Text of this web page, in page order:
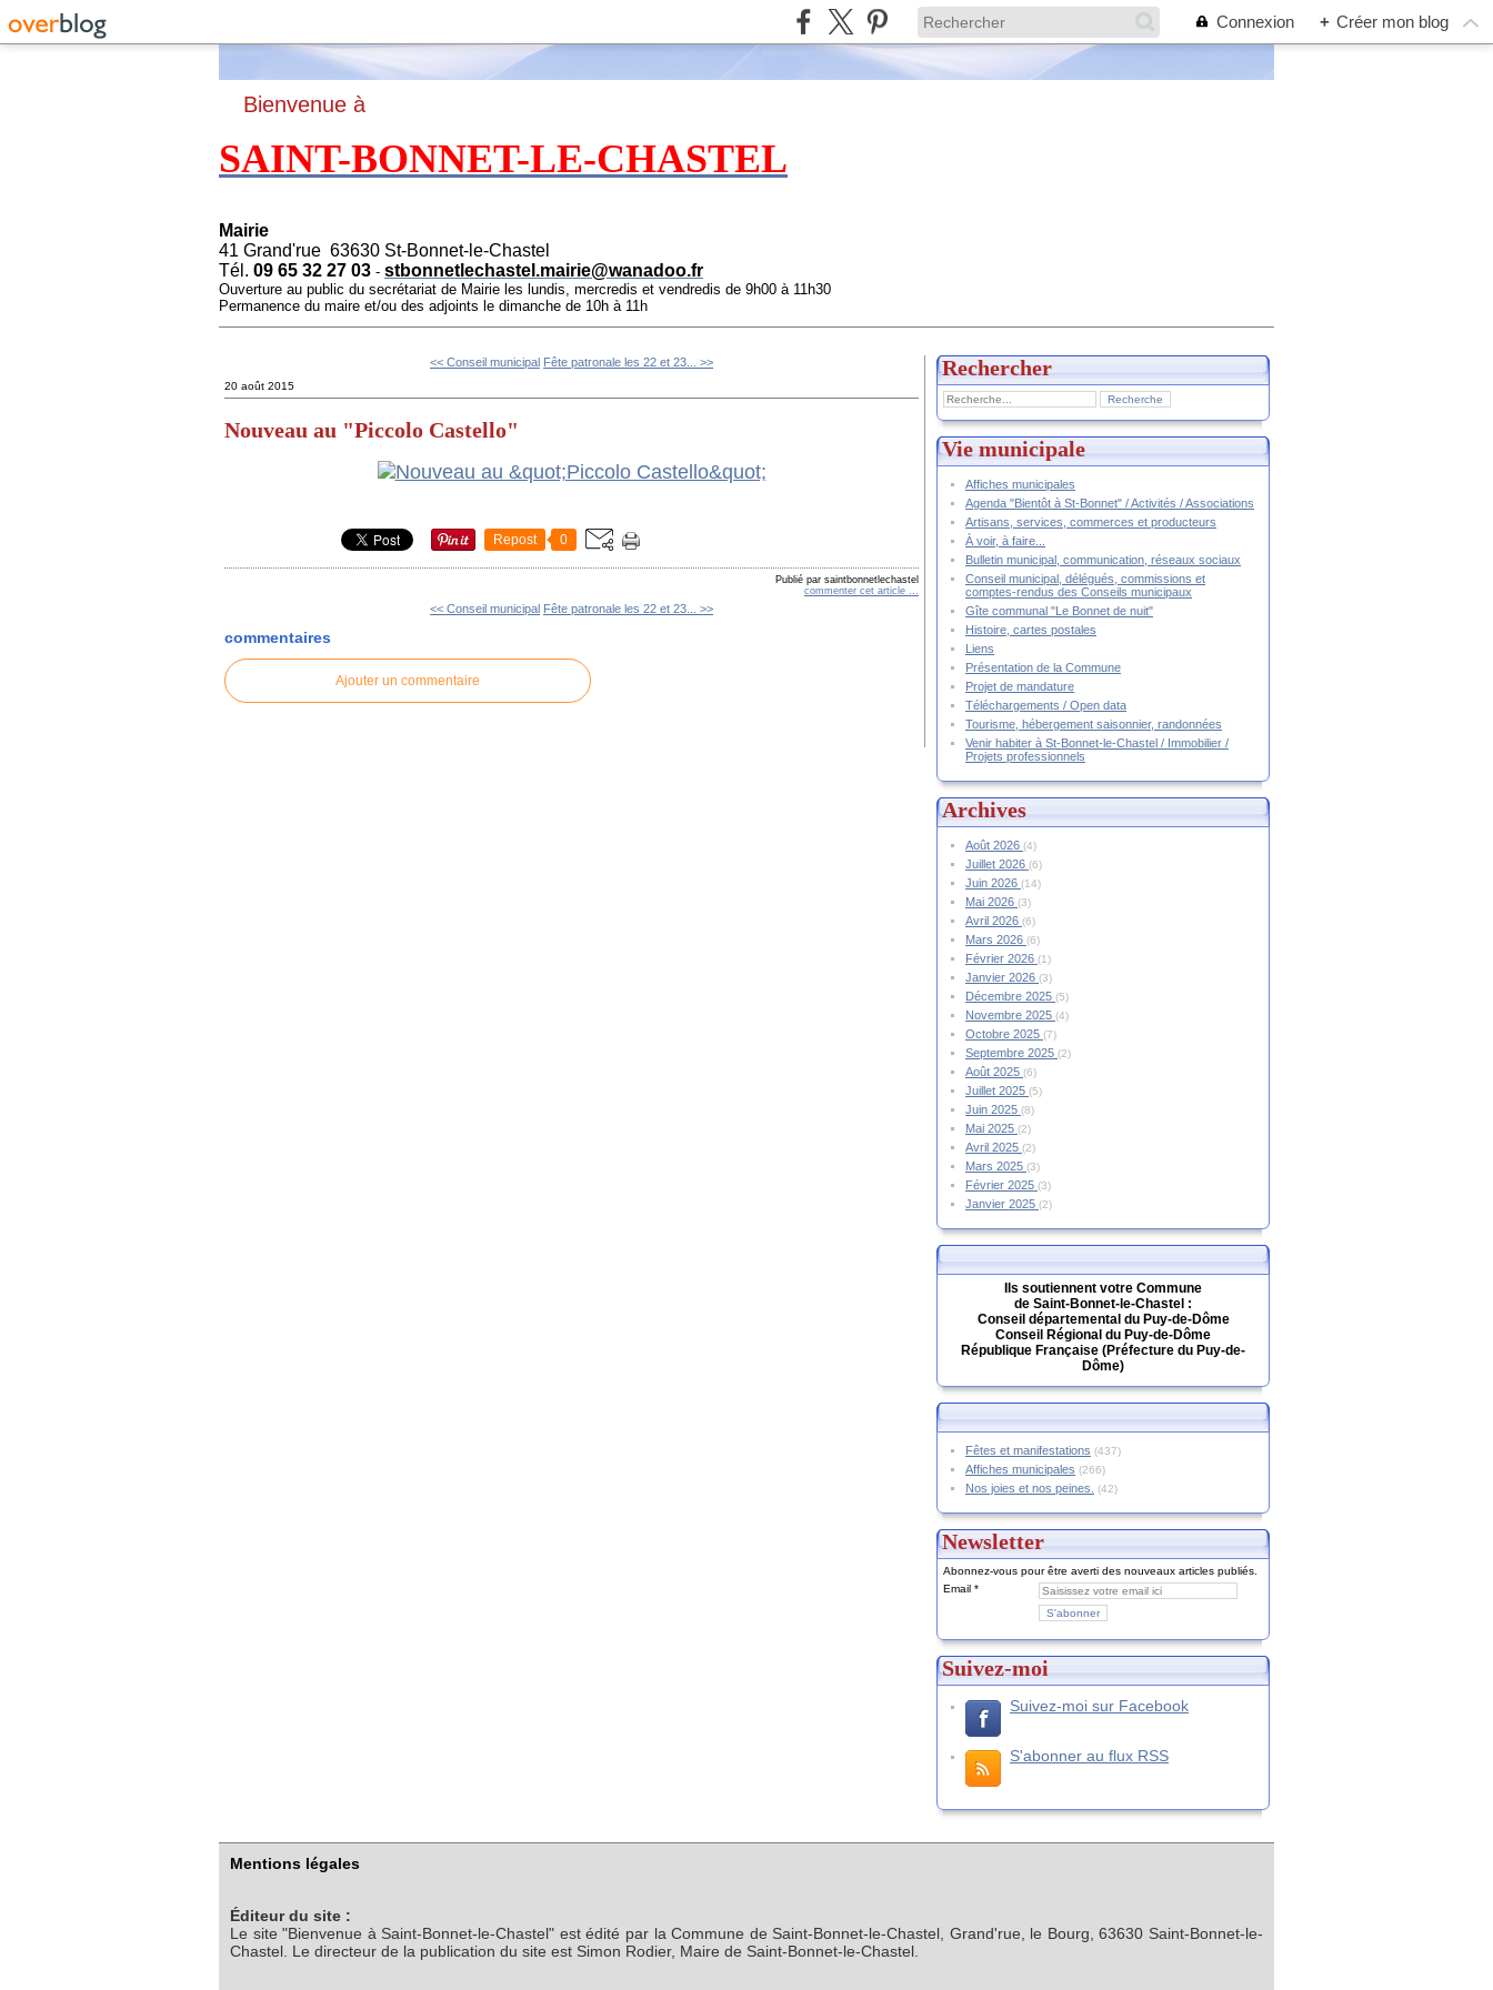
Connexion + Créer mon blog
Bienvenue à
SAINT-BONNET-LE-CHASTEL
Mairie
41 Grand'rue 63630 St-Bonnet-le-Chastel
Tél. 09 65 32 27 03 - stbonnetlechastel.mairie@wanadoo.fr
Ouverture au public du secrétariat de Mairie les lundis, mercredis et vendredis de 9h00 à 11h30
Permanence du maire et/ou des adjoints le dimanche de 10h à 11h
<< Conseil municipal Fête patronale les 22 et 23... >>
20 août 2015
Nouveau au "Piccolo Castello"
Repost 0
Publié par saintbonnetlechastel
commenter cet article …
<< Conseil municipal Fête patronale les 22 et 23... >>
commentaires
Ajouter un commentaire
Rechercher
Vie municipale
Affiches municipales
Agenda "Bientôt à St-Bonnet" / Activités / Associations
Artisans, services, commerces et producteurs
À voir, à faire...
Bulletin municipal, communication, réseaux sociaux
Conseil municipal, délégués, commissions et
comptes-rendus des Conseils municipaux
Gîte communal "Le Bonnet de nuit"
Histoire, cartes postales
Liens
Présentation de la Commune
Projet de mandature
Téléchargements / Open data
Tourisme, hébergement saisonnier, randonnées
Venir habiter à St-Bonnet-le-Chastel / Immobilier /
Projets professionnels
Archives
Août 2026 (4)
Juillet 2026 (6)
Juin 2026 (14)
Mai 2026 (3)
Avril 2026 (6)
Mars 2026 (6)
Février 2026 (1)
Janvier 2026 (3)
Décembre 2025 (5)
Novembre 2025 (4)
Octobre 2025 (7)
Septembre 2025 (2)
Août 2025 (6)
Juillet 2025 (5)
Juin 2025 (8)
Mai 2025 (2)
Avril 2025 (2)
Mars 2025 (3)
Février 2025 (3)
Janvier 2025 (2)
Ils soutiennent votre Commune
de Saint-Bonnet-le-Chastel :
Conseil départemental du Puy-de-Dôme
Conseil Régional du Puy-de-Dôme
République Française (Préfecture du Puy-de-
Dôme)
Fêtes et manifestations (437)
Affiches municipales (266)
Nos joies et nos peines. (42)
Newsletter
Abonnez-vous pour être averti des nouveaux articles publiés.
Email
Suivez-moi
Suivez-moi sur Facebook
S'abonner au flux RSS
Mentions légales
Éditeur du site :
Le site "Bienvenue à Saint-Bonnet-le-Chastel" est édité par la Commune de Saint-Bonnet-le-Chastel, Grand'rue, le Bourg, 63630 Saint-Bonnet-le-
Chastel. Le directeur de la publication du site est Simon Rodier, Maire de Saint-Bonnet-le-Chastel.